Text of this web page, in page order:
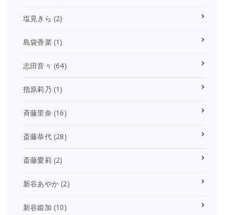
塩見きら (2)
島袋香菜(1)
志田音々 (64)
指原莉乃 (1)
斉藤里奈 (16)
斎藤恭代(28)
斎藤愛莉 (2)
新谷あやか (2)
新谷姫加 (10)